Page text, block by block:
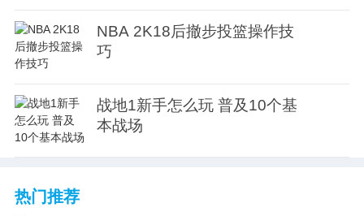
NBA 2K18后撤步投篮操作技
巧
战地1新手怎么玩 普及10个基
本战场
热门推荐